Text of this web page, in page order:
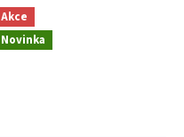
Akce
Novinka